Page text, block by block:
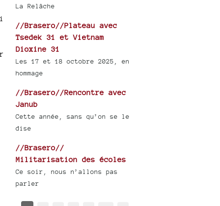
La Relâche
//Brasero//Plateau avec
Tsedek 31 et Vietnam
Dioxine 31
Les 17 et 18 octobre 2025, en
hommage
//Brasero//Rencontre avec
Janub
Cette année, sans qu’on se le
dise
//Brasero//
Militarisation des écoles
Ce soir, nous n’allons pas
parler